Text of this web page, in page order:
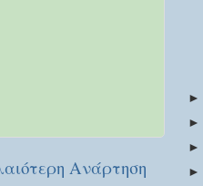
Ανάρτηση
►
►
►
►